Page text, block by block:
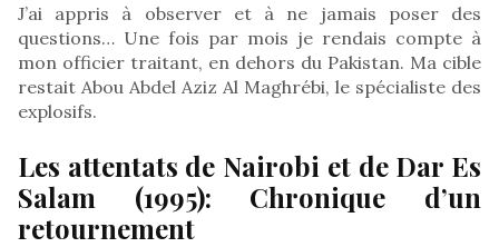
J’ai appris à observer et à ne jamais poser des
questions… Une fois par mois je rendais compte à
mon officier traitant, en dehors du Pakistan. Ma cible
restait Abou Abdel Aziz Al Maghrébi, le spécialiste des
explosifs.
Les attentats de Nairobi et de Dar Es
Salam (1995): Chronique d’un
retournement